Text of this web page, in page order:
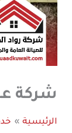
شركة
الرئيسية